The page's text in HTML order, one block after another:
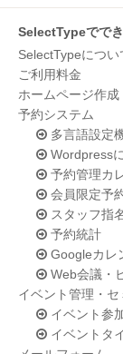
SelectTypeでで
SelectTypeについ
ご利用料金
ホームページ作成
予約システム
多言語設定
Wordpress
予約管理カ
会員限定予
スタッフ指
予約統計
Googleカレ
Web会議・
イベント管理・
イベント参
イベントタ